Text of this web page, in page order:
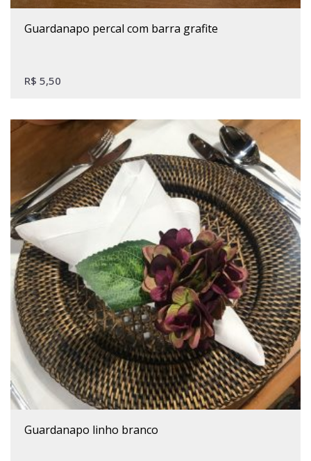
guardanapo percal com barra grafite
R$ 5,50
guardanapo linho branco